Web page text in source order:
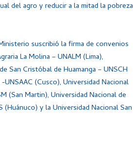
del agro y reducir a la mitad la pobreza
suscribió la firma de convenios
La Molina – UNALM (Lima),
San Cristóbal de Huamanga – UNSCH
(Cusco), Universidad Nacional
(San Martin), Universidad Nacional de
(Huánuco) y la Universidad Nacional San